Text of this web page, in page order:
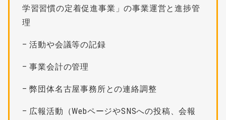
学習習慣の定着促進事業」の事業運営と進捗管
理
– 活動や会議等の記録
– 事業会計の管理
– 弊団体名古屋事務所との連絡調整
– 広報活動（WebページやSNSへの投稿、会報